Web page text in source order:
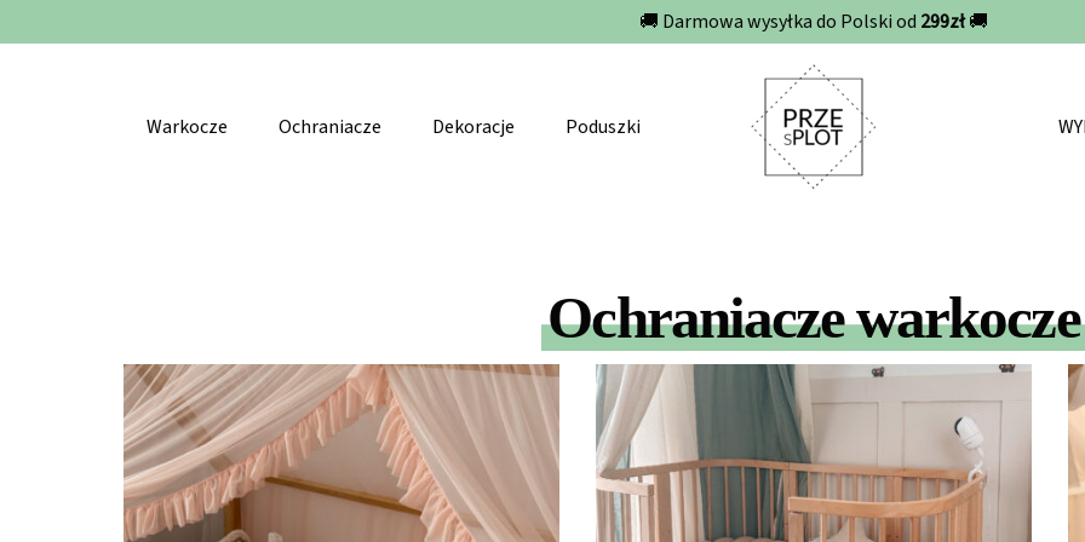
Ponad 20 000 dostarczonych ochraniaczy 🚀
Warkocze Ochraniacze Dekoracje Poduszki
Ochraniacze warkocze